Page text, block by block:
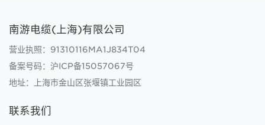
南游电缆(上海)有限公司
营业执照：91310116MA1J834T04
备案号码： 沪ICP备15057067号
地址：上海市金山区张堰镇工业园区
联系我们